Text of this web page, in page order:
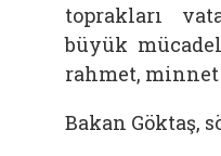
toprakları
büyük
rahmet,
Bakan Göktaş,